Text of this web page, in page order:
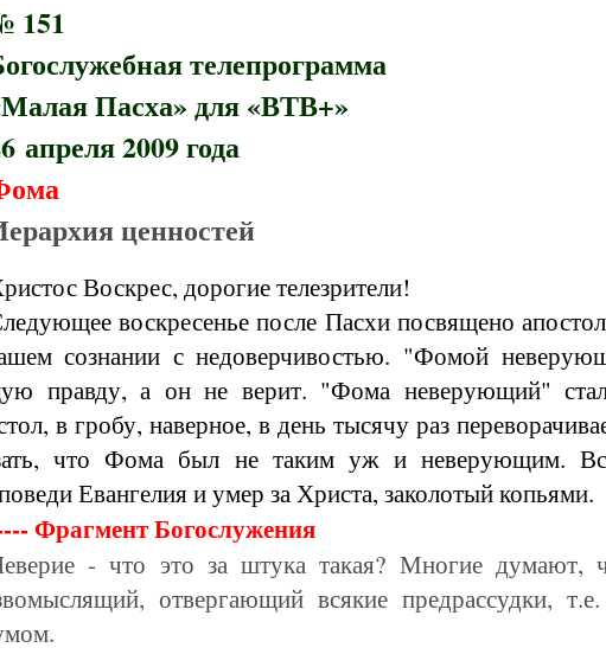
151
телепрограмма
Пасха» для «ВТВ+»
апреля 2009 года
ценностей
Воскрес, дорогие телезрители!
воскресенье после Пасхи посвящено
сознании с недоверчивостью. "Фомой
правду, а он не верит. "Фома неверующий"
в гробу, наверное, в день тысячу раз
что Фома был не таким уж и неверующим.
Евангелия и умер за Христа, заколотый копьями.
Фрагмент Богослужения
- что это за штука такая? Многие
отвергающий всякие предрассудки,